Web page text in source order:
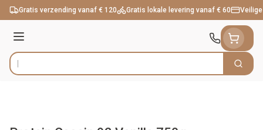
Ga naar de inhoud
Gratis verzending vanaf € 120 Gratis lokale levering vanaf € 60
Menu
Product, merk, categorie... Zoek